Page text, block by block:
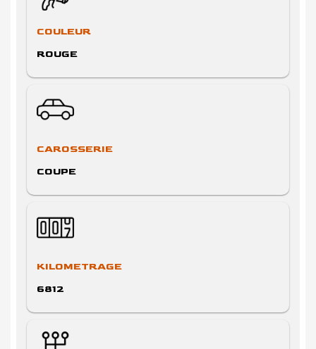
COULEUR
ROUGE
CAROSSERIE
COUPE
KILOMETRAGE
6812